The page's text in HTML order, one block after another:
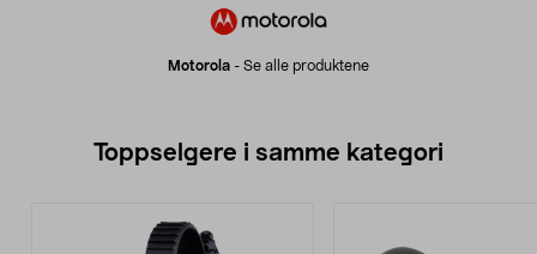
Motorola - Se alle produktene
Toppselgere i samme kategori